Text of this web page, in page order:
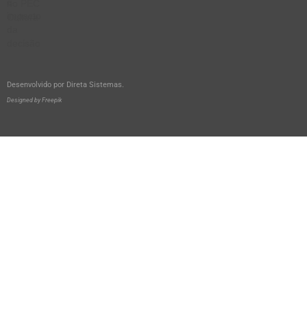
Desenvolvido por Direta Sistemas
Designed by Freepik